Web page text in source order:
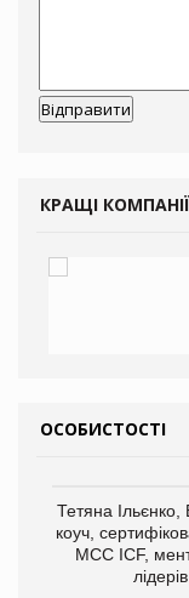
КРАЩІ КОМПАНІЇ
ОСОБИСТОСТІ
Тетяна Ільєнко,
коуч,
МСС ICF,
лідерів